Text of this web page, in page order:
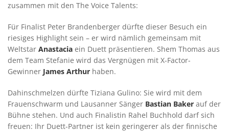
zusammen mit den The Voice Talents:
Für Finalist Peter Brandenberger dürfte dieser Besuch ein
riesiges Highlight sein – er wird nämlich gemeinsam mit
Weltstar Anastacia ein Duett präsentieren. Shem Thomas aus
dem Team Stefanie wird das Vergnügen mit X-Factor-
Gewinner James Arthur haben.
Dahinschmelzen dürfte Tiziana Gulino: Sie wird mit dem
Frauenschwarm und Lausanner Sänger Bastian Baker auf der
Bühne stehen. Und auch Finalistin Rahel Buchhold darf sich
freuen: Ihr Duett-Partner ist kein geringerer als der finnische